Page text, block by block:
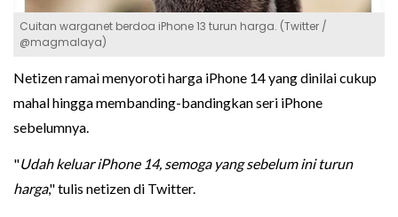
Cuitan warganet berdoa iPhone 13 turun harga. (Twitter /
@magmalaya)
Netizen ramai menyoroti harga iPhone 14 yang dinilai cukup
mahal hingga membanding-bandingkan seri iPhone
sebelumnya.
"Udah keluar iPhone 14, semoga yang sebelum ini turun
harga," tulis netizen di Twitter.